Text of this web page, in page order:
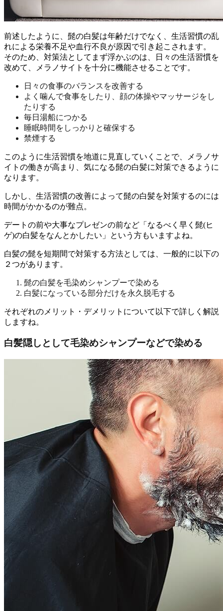
前述したように、髭の白髪は年齢だけでなく、生活習慣の乱
れによる栄養不足や血行不良が原因で引き起こされます。
そのため、対策法としてまず浮かぶのは、日々の生活習慣を
改めて、メラノサイトを十分に機能させることです。
日々の食事のバランスを改善する
よく噛んで食事をしたり、顔の体操やマッサージをし
たりする
毎日湯船につかる
睡眠時間をしっかりと確保する
禁煙する
このように生活習慣を地道に見直していくことで、メラノサ
イトの働きが高まり、気になる髭の白髪に対策できるように
なります。
しかし、 生活習慣の改善によって髭の白髪を対策するのには
時間がかかるのが難点。
デートの前や大事なプレゼンの前など「なるべく早く髭(ヒ
ゲ)の白髪をなんとかしたい」という方もいますよね。
白髪の髭を短期間で対策する方法としては、一般的に以下の
２つがあります。
髭の白髪を毛染めシャンプーで染める
白髪になっている部分だけを永久脱毛する
それぞれのメリット・デメリットについて以下で詳しく解説
しますね。
白髪隠しとして毛染めシャンプーなどで染める